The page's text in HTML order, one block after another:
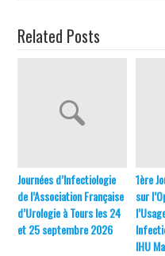
Related Posts
Journées d’Infectiologie
de l’Association Française
d’Urologie à Tours les 24
et 25 septembre 2026
1ère
sur
IHU